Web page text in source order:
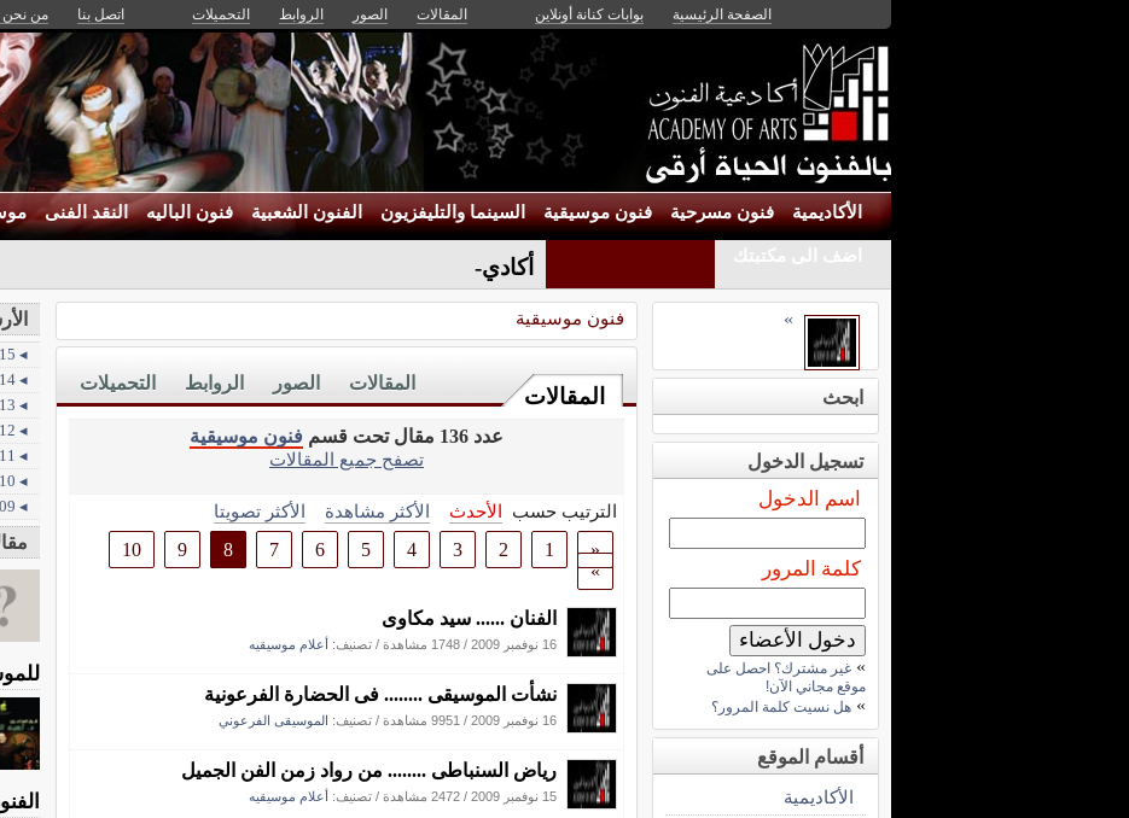
الصفحة الرئيسية بوابات كنانة أونلاين المقالات الصور الروابط التحميلات اتصل بنا من نحن
الأكاديمية فنون مسرحية فنون موسيقية السينما والتليفزيون الفنون الشعبية فنون الباليه النقد الفنى
اضف الى مكتبتك أكاديمية الفن-
فنون موسيقية
المقالات
التحميلات الروابط الصور المقالات
عدد 136 مقال تحت قسم
فنون موسيقية
تصفح جميع المقالات
الترتيب حسب الأحدث الأكثر مشاهدة
الأكثر تصويتا
«
1
2
3
4
5
6
7
8
9
10
»
الفنان ...... سيد مكاوى
16 نوفمبر 2009 / 1748 مشاهدة / تصنيف: أعلام موسيقيه
نشأت الموسيقى ........ فى الحضارة الفرعونية
16 نوفمبر 2009 / 9951 مشاهدة / تصنيف: الموسيقى الفرعوني
رياض السنباطى ........ من رواد زمن الفن الجميل
15 نوفمبر 2009 / 2472 مشاهدة / تصنيف: أعلام موسيقيه
»
ابحث
تسجيل الدخول
اسم الدخول
كلمة المرور
» غير مشترك؟ احصل على
موقع مجاني الآن!
» هل نسيت كلمة المرور؟
أقسام الموقع
الأكاديمية
◂ 2015
◂ 2014
◂ 2013
◂ 2012
◂ 2011
◂ 2010
◂ 2009